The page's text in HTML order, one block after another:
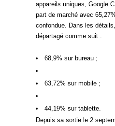
appareils uniques, Google
part de marché avec
confondue. Dans les
départagé comme suit :
68,9% sur bureau ;
63,72% sur mobile ;
44,19% sur tablette.
Depuis sa sortie le 2